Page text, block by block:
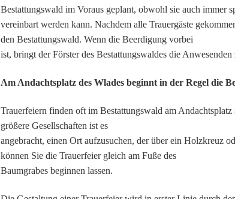
Bestattungswald im Voraus geplant, obwohl sie auch immer
vereinbart werden kann. Nachdem alle Trauergäste
den Bestattungswald. Wenn die Beerdigung vorbei
ist, bringt der Förster des Bestattungswaldes die
Am Andachtsplatz des Wlades beginnt in der Regel die
Trauerfeiern finden oft im Bestattungswald am
größere Gesellschaften ist es
angebracht, einen Ort aufzusuchen, der über ein Holzkreuz
können Sie die Trauerfeier gleich am Fuße des
Baumgrabes beginnen lassen.